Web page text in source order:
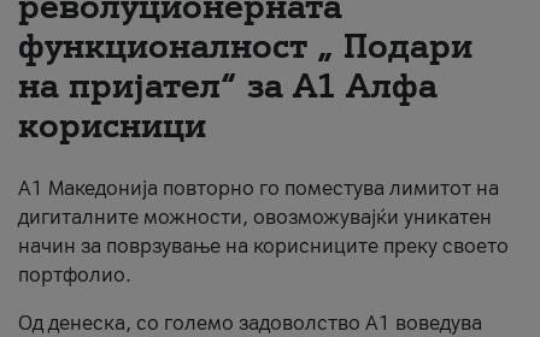
За нас
#ПодобарОнлајн
функционалност „ Подари
на пријател“ за А1 Алфа
корисници
А1 Македонија повторно го поместува лимитот на
дигиталните можности, овозможувајќи уникатен
начин за поврзување на корисниците преку своето
портфолио.
Од денеска, со големо задоволство А1 воведува